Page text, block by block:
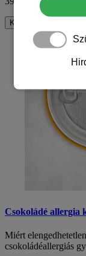
Kosárba
Csokoládé allergia
Miért
csokoládéallergiás